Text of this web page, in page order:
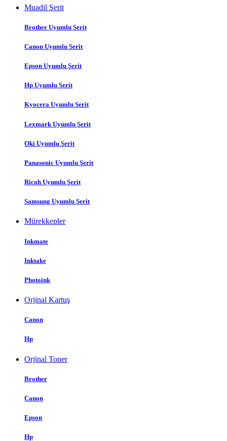
Muadil Şerit
Brother Uyumlu Şerit
Canon Uyumlu Şerit
Epson Uyumlu Şerit
Hp Uyumlu Şerit
Kyocera Uyumlu Şerit
Lexmark Uyumlu Şerit
Oki Uyumlu Şerit
Panasonic Uyumlu Şerit
Ricoh Uyumlu Şerit
Samsung Uyumlu Şerit
Mürekkepler
Inkmate
Inktake
Photoink
Orjinal Kartuş
Canon
Hp
Orjinal Toner
Brother
Canon
Epson
Hp